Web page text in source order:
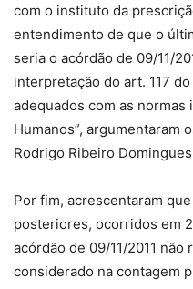
com o instituto da
entendimento de que o
seria o acórdão de 09/11/
interpretação do art. 117
adequados com as
Humanos”, argumentaram
Rodrigo Ribeiro
Por fim, acrescentaram
posteriores, ocorridos em
acórdão de 09/11/2011
considerado na contagem